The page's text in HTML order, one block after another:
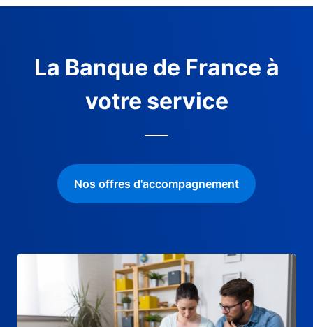
La Banque de France à
votre service
Nos offres d'accompagnement